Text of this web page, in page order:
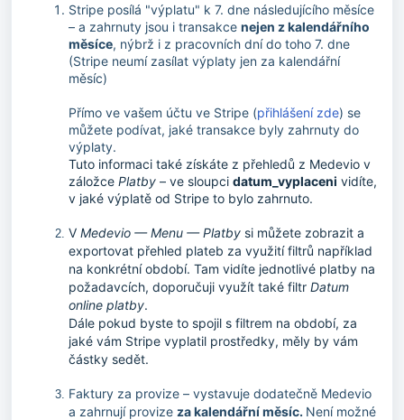
Stripe posílá "výplatu" k 7. dne následujícího měsíce
– a zahrnuty jsou i transakce nejen z kalendářního
měsíce, nýbrž i z pracovních dní do toho 7. dne
(Stripe neumí zasílat výplaty jen za kalendářní
měsíc)
Přímo ve vašem účtu ve Stripe (přihlášení zde) se
můžete podívat, jaké transakce byly zahrnuty do
výplaty.
Tuto informaci také získáte z přehledů z Medevio v
záložce Platby – ve sloupci datum_vyplaceni vidíte,
v jaké výplatě od Stripe to bylo zahrnuto.
V Medevio — Menu — Platby si můžete zobrazit a
exportovat přehled plateb za využití filtrů například
na konkrétní období. Tam vidíte jednotlivé platby na
požadavcích, doporučuji využít také filtr Datum
online platby.
Dále pokud byste to spojil s filtrem na období, za
jaké vám Stripe vyplatil prostředky, měly by vám
částky sedět.
Faktury za provize – vystavuje dodatečně Medevio
a zahrnují provize za kalendářní měsíc. Není možné